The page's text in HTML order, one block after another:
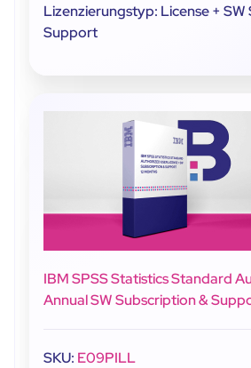
Lizenzierungstyp: License +
Support
IBM SPSS Statistics Standard
Annual SW Subscription &
SKU: E09PILL